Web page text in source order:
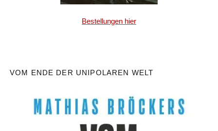
Bestellungen hier
VOM ENDE DER UNIPOLAREN WELT